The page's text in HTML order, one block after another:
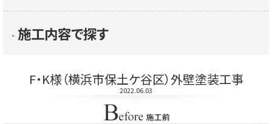
▶︎ 施工内容で探す
F・K様（横浜市保土ケ谷区）外壁塗装工事
2022.06.03